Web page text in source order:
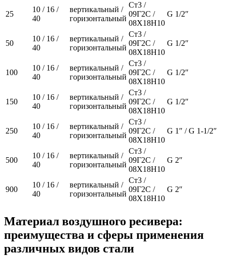
25
10 / 16 /
40
вертикальный /
горизонтальный
Ст3 /
09Г2С /
08Х18Н10
G 1/2″
50
10 / 16 /
40
вертикальный /
горизонтальный
Ст3 /
09Г2С /
08Х18Н10
G 1/2″
100
10 / 16 /
40
вертикальный /
горизонтальный
Ст3 /
09Г2С /
08Х18Н10
G 1/2″
150
10 / 16 /
40
вертикальный /
горизонтальный
Ст3 /
09Г2С /
08Х18Н10
G 1/2″
250
10 / 16 /
40
вертикальный /
горизонтальный
Ст3 /
09Г2С /
08Х18Н10
G 1″ / G 1-1/2″
500
10 / 16 /
40
вертикальный /
горизонтальный
Ст3 /
09Г2С /
08Х18Н10
G 2″
900
10 / 16 /
40
вертикальный /
горизонтальный
Ст3 /
09Г2С /
08Х18Н10
G 2″
Материал воздушного ресивера:
преимущества и сферы применения
различных видов стали